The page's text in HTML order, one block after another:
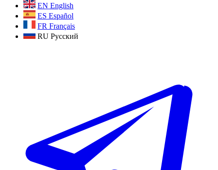
EN English
ES Español
FR Français
RU Русский